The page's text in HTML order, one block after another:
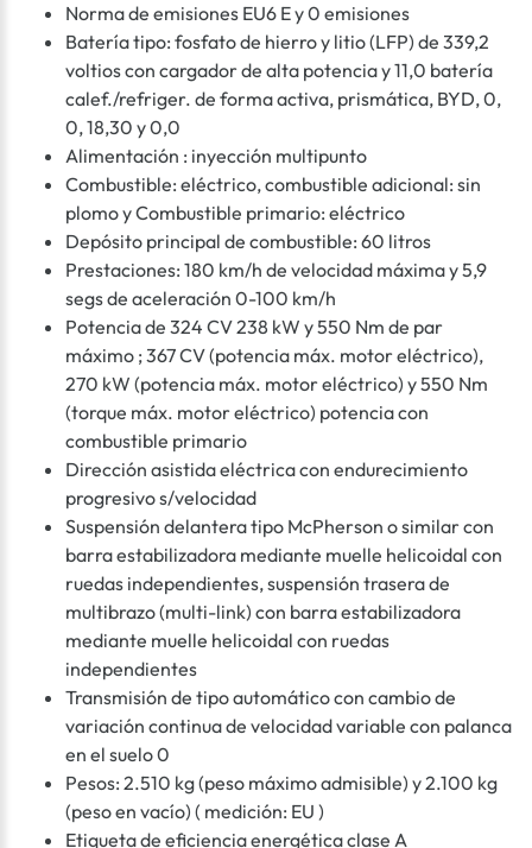
Norma de emisiones EU6 E y 0 emisiones
Batería tipo: fosfato de hierro y litio (LFP) de 339,2
voltios con cargador de alta potencia y 11,0 batería
calef./refriger. de forma activa, prismática, BYD, 0,
0, 18,30 y 0,0
Alimentación : inyección multipunto
Combustible: eléctrico, combustible adicional: sin
plomo y Combustible primario: eléctrico
Depósito principal de combustible: 60 litros
Prestaciones: 180 km/h de velocidad máxima y 5,9
segs de aceleración 0-100 km/h
Potencia de 324 CV 238 kW y 550 Nm de par
máximo ; 367 CV (potencia máx. motor eléctrico),
270 kW (potencia máx. motor eléctrico) y 550 Nm
(torque máx. motor eléctrico) potencia con
combustible primario
Dirección asistida eléctrica con endurecimiento
progresivo s/velocidad
Suspensión delantera tipo McPherson o similar con
barra estabilizadora mediante muelle helicoidal con
ruedas independientes, suspensión trasera de
multibrazo (multi-link) con barra estabilizadora
mediante muelle helicoidal con ruedas
independientes
Transmisión de tipo automático con cambio de
variación continua de velocidad variable con palanca
en el suelo 0
Pesos: 2.510 kg (peso máximo admisible) y 2.100 kg
(peso en vacío) ( medición: EU )
Etiqueta de eficiencia energética clase A